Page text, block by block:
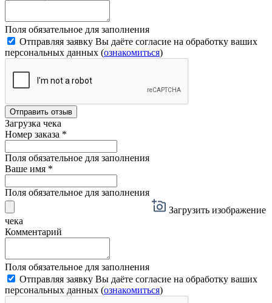
Поля обязательное для заполнения
Отправляя заявку Вы даёте согласие на обработку ваших
персональных данных (ознакомиться)
Отправить отзыв
Загрузка чека
Номер заказа *
Поля обязательное для заполнения
Ваше имя *
Поля обязательное для заполнения
Загрузить изображение
чека
Комментарий
Поля обязательное для заполнения
Отправляя заявку Вы даёте согласие на обработку ваших
персональных данных (ознакомиться)